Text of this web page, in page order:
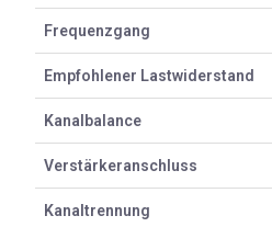
Frequenzgang
Empfohlener Lastwiderstand
Kanalbalance
Verstärkeranschluss
Kanaltrennung